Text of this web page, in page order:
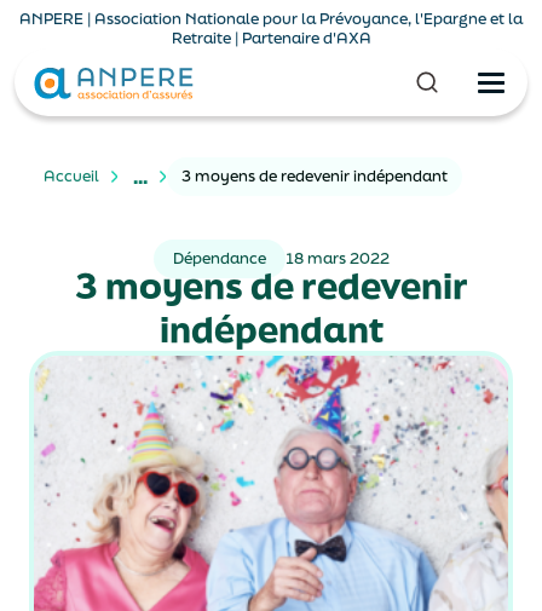
ANPERE | Association Nationale pour la Prévoyance, l'Epargne et la
Retraite | Partenaire d'AXA
Accueil ... 3 moyens de redevenir indépendant
Dépendance 18 mars 2022
3 moyens de redevenir
indépendant